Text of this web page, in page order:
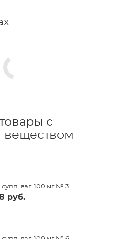
с
ваг. 100 мг № 3
руб.